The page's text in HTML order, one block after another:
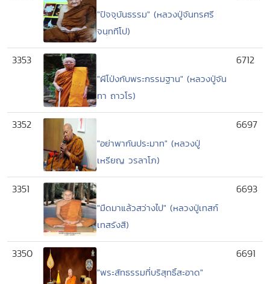
"ปัจจุบันธรรม" (หลวงปู่จันทรศรี
จนฺททีโป)
3353
"ผีโป่งกับพระกรรมฐาน" (หลวงปู่จัน
ทา ถาวโร)
6712
3352
"อย่าพากันประมาท" (หลวงปู่
เหรียญ วรลาโภ)
6697
3351
"มืดมาแล้วสว่างไป" (หลวงปู่เทสก์
เทสรังสี)
6693
3350
"พระสัทธรรมที่บริสุทธิ์สะอาด"
6691